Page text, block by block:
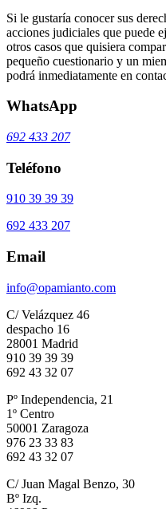
Si le gustaría conocer sus
acciones judiciales que puede
otros casos que quisiera
pequeño cuestionario y un
podrá inmediatamente en
WhatsApp
692 433 207
Teléfono
910 39 39 39
692 433 207
Email
info@opamianto.com
C/ Velázquez 46
despacho 16
28001 Madrid
910 39 39 39
692 43 32 07
Pº Independencia, 21
1º Centro
50001 Zaragoza
976 23 33 83
692 43 32 07
C/ Juan Magal Benzo, 30
Bº Izq.